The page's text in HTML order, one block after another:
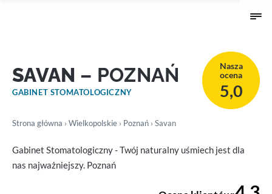
SAVAN – POZNAŃ
GABINET STOMATOLOGICZNY
Nasza
ocena
5,0
Strona główna › Wielkopolskie › Poznań › Savan
Gabinet Stomatologiczny - Twój naturalny uśmiech jest dla
nas najważniejszy. Poznań